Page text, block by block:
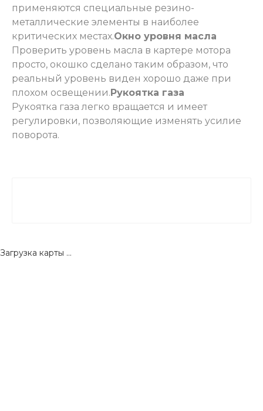
применяются специальные резино-
металлические элементы в наиболее
критических местах.Окно уровня масла
Проверить уровень масла в картере мотора
просто, окошко сделано таким образом, что
реальный уровень виден хорошо даже при
плохом освещении.Рукоятка газа
Рукоятка газа легко вращается и имеет
регулировки, позволяющие изменять усилие
поворота.
Загрузка карты ...